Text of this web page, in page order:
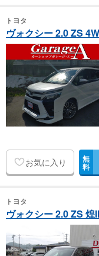
トヨタ
ヴォクシー 2.0 ZS
お気に入り 無
料
トヨタ
ヴォクシー 2.0 ZS 煌